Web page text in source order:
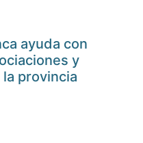
ayuda con
y
provincia